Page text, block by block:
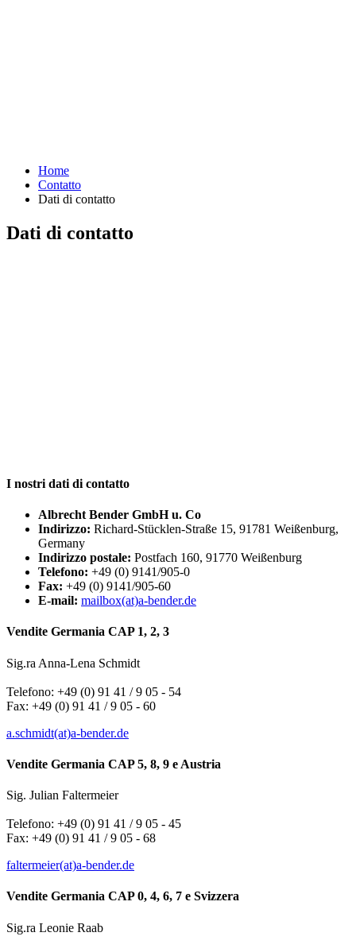
Home
Contatto
Dati di contatto
Dati di contatto
I nostri dati di contatto
Albrecht Bender GmbH u. Co
Indirizzo: Richard-Stücklen-Straße 15, 91781 Weißenburg,
Germany
Indirizzo postale: Postfach 160, 91770 Weißenburg
Telefono: +49 (0) 9141/905-0
Fax: +49 (0) 9141/905-60
E-mail: mailbox(at)a-bender.de
Vendite Germania CAP 1, 2, 3
Sig.ra Anna-Lena Schmidt
Telefono: +49 (0) 91 41 / 9 05 - 54
Fax: +49 (0) 91 41 / 9 05 - 60
a.schmidt(at)a-bender.de
Vendite Germania CAP 5, 8, 9 e Austria
Sig. Julian Faltermeier
Telefono: +49 (0) 91 41 / 9 05 - 45
Fax: +49 (0) 91 41 / 9 05 - 68
faltermeier(at)a-bender.de
Vendite Germania CAP 0, 4, 6, 7 e Svizzera
Sig.ra Leonie Raab